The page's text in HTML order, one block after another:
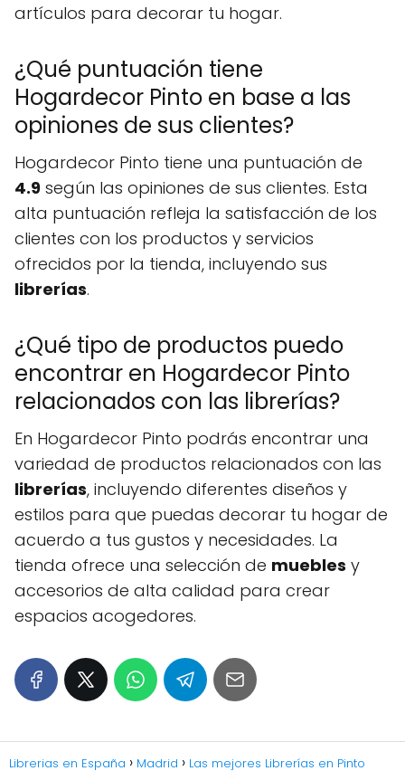
artículos para decorar tu hogar.
¿Qué puntuación tiene
Hogardecor Pinto en base a las
opiniones de sus clientes?
Hogardecor Pinto tiene una puntuación de
4.9 según las opiniones de sus clientes. Esta
alta puntuación refleja la satisfacción de los
clientes con los productos y servicios
ofrecidos por la tienda, incluyendo sus
librerías.
¿Qué tipo de productos puedo
encontrar en Hogardecor Pinto
relacionados con las librerías?
En Hogardecor Pinto podrás encontrar una
variedad de productos relacionados con las
librerías, incluyendo diferentes diseños y
estilos para que puedas decorar tu hogar de
acuerdo a tus gustos y necesidades. La
tienda ofrece una selección de muebles y
accesorios de alta calidad para crear
espacios acogedores.
Librerias en España Madrid Las mejores Librerías en Pinto